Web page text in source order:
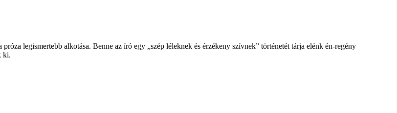
legismertebb alkotása. Benne az író egy „szép léleknek és érzékeny szívnek” történetét tárja elénk én-regény
ki.